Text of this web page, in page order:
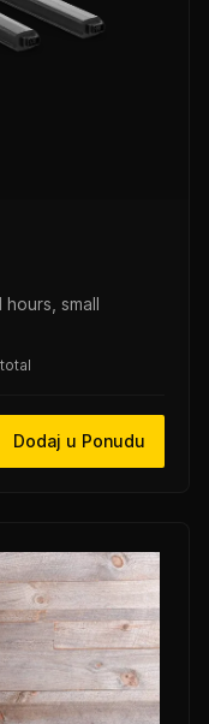
small
Dodaj u Ponudu